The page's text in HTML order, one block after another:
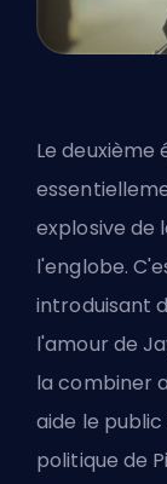
Le deuxième
explosive de
l'englobe.
introduisant
l'amour de
la combiner
aide le
politique de